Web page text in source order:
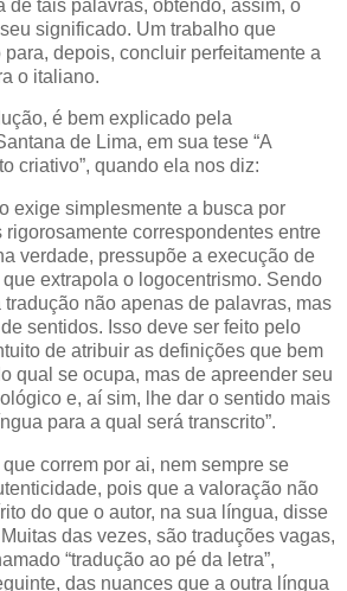
de tais palavras, obtendo, assim, o
significado. Um trabalho que
depois, concluir perfeitamente a
o italiano.
é bem explicado pela
de Lima, em sua tese “A
criativo”, quando ela nos diz:
exige simplesmente a busca por
rigorosamente correspondentes entre
verdade, pressupõe a execução de
extrapola o logocentrismo. Sendo
não apenas de palavras, mas
sentidos. Isso deve ser feito pelo
de atribuir as definições que bem
qual se ocupa, mas de apreender seu
e, aí sim, lhe dar o sentido mais
para a qual será transcrito”.
que correm por ai, nem sempre se
pois que a valoração não
do que o autor, na sua língua, disse
das vezes, são traduções vagas,
“tradução ao pé da letra”,
das nuances que a outra língua